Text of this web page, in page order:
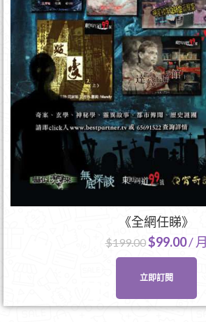
《全網任睇》
$199.00$99.00/ 月
立即訂閱